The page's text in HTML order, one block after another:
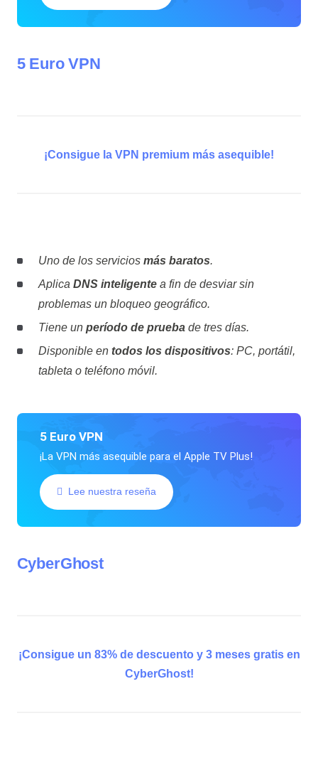
5 Euro VPN
¡Consigue la VPN premium más asequible!
Uno de los servicios más baratos.
Aplica DNS inteligentea fin de desviar sin
problemas un bloqueo geográfico.
Tiene un período de pruebade tres días.
Disponible en todos los dispositivos: PC, portátil,
tableta o teléfono móvil.
5 Euro VPN
¡La VPN más asequible para el Apple TV Plus!
Lee nuestra reseña
CyberGhost
¡Consigue un 83% de descuento y 3 meses gratis en
CyberGhost!